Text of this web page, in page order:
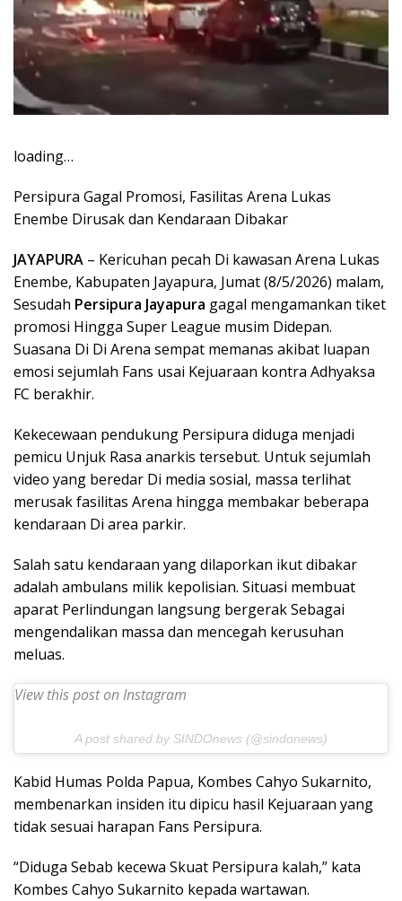
loading…
Persipura Gagal Promosi, Fasilitas Arena Lukas
Enembe Dirusak dan Kendaraan Dibakar
JAYAPURA – Kericuhan pecah Di kawasan Arena Lukas
Enembe, Kabupaten Jayapura, Jumat (8/5/2026) malam,
Sesudah Persipura Jayapura gagal mengamankan tiket
promosi Hingga Super League musim Didepan.
Suasana Di Di Arena sempat memanas akibat luapan
emosi sejumlah Fans usai Kejuaraan kontra Adhyaksa
FC berakhir.
Kekecewaan pendukung Persipura diduga menjadi
pemicu Unjuk Rasa anarkis tersebut. Untuk sejumlah
video yang beredar Di media sosial, massa terlihat
merusak fasilitas Arena hingga membakar beberapa
kendaraan Di area parkir.
Salah satu kendaraan yang dilaporkan ikut dibakar
adalah ambulans milik kepolisian. Situasi membuat
aparat Perlindungan langsung bergerak Sebagai
mengendalikan massa dan mencegah kerusuhan
meluas.
View this post on Instagram
A post shared by SINDOnews (@sindonews)
Kabid Humas Polda Papua, Kombes Cahyo Sukarnito,
membenarkan insiden itu dipicu hasil Kejuaraan yang
tidak sesuai harapan Fans Persipura.
“Diduga Sebab kecewa Skuat Persipura kalah,” kata
Kombes Cahyo Sukarnito kepada wartawan.